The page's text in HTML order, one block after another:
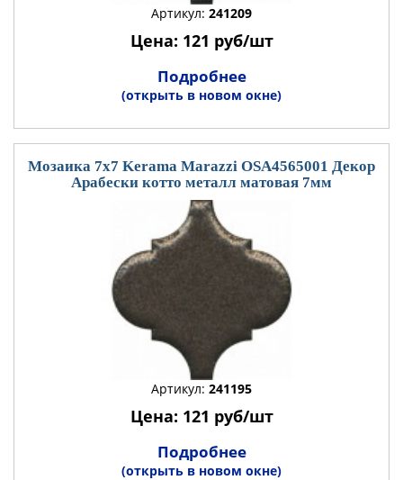
Артикул: 241209
Цена: 121 руб/шт
Подробнее
(открыть в новом окне)
Мозаика 7x7 Kerama Marazzi OSA4565001 Декор
Арабески котто металл матовая 7мм
Артикул: 241195
Цена: 121 руб/шт
Подробнее
(открыть в новом окне)